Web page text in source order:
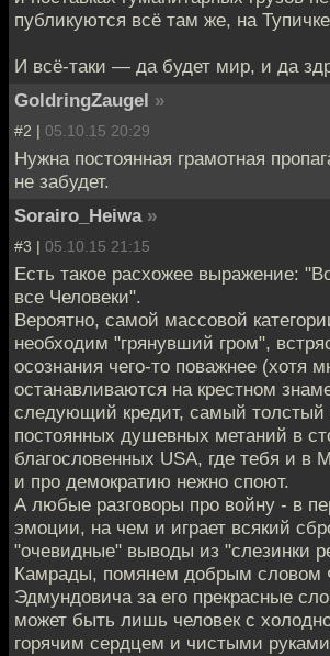
публикуются всё там же, на
И всё-таки — да будет мир, и да
GoldringZaugel »
#2 | 05.10.15 20:29
Нужна постоянная грамотная
не забудет.
Sorairo_Heiwa »
#3 | 05.10.15 21:15
Есть такое расхожее выражение:
все Человеки".
Вероятно, самой массовой
необходим "грянувший гром",
осознания чего-то поважнее (хотя
останавливаются на крестном
следующий кредит, самый толстый
постоянных душевных метаний в
благословенных USA, где тебя и в
и про демократию нежно споют.
А любые разговоры про войну - в
эмоции, на чем и играет всякий
"очевидные" выводы из "слезинки
Камрады, помянем добрым словом
Эдмундовича за его прекрасные
может быть лишь человек с
горячим сердцем и чистыми